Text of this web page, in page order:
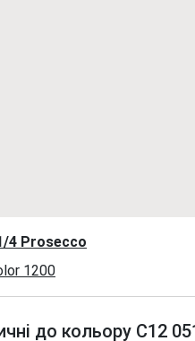
4 Prosecco
1200
до кольору C12